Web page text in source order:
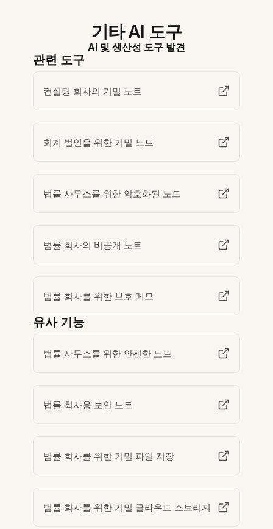
기타 AI 도구
AI 및 생산성 도구 발견
관련 도구
컨설팅 회사의 기밀 노트
회계 법인을 위한 기밀 노트
법률 사무소를 위한 암호화된 노트
법률 회사의 비공개 노트
법률 회사를 위한 보호 메모
유사 기능
법률 사무소를 위한 안전한 노트
법률 회사용 보안 노트
법률 회사를 위한 기밀 파일 저장
법률 회사를 위한 기밀 클라우드 스토리지